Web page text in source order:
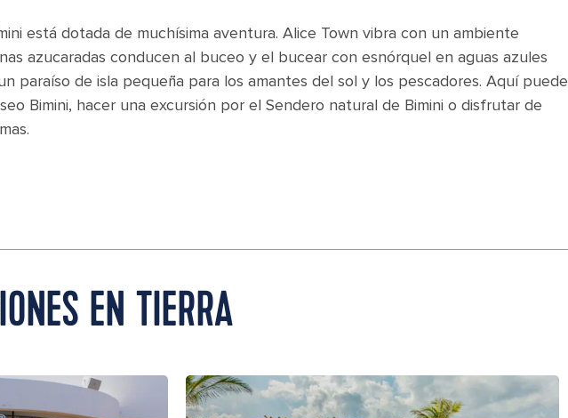
está dotada de muchísima aventura. Alice Town vibra con un ambiente
azucaradas conducen al buceo y el bucear con esnórquel en aguas azules
paraíso de isla pequeña para los amantes del sol y los pescadores. Aquí puede
Bimini, hacer una excursión por el Sendero natural de Bimini o disfrutar de
EN TIERRA